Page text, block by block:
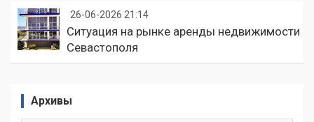
26-06-2026 21:14
Ситуация на рынке аренды недвижимости
Севастополя
Архивы